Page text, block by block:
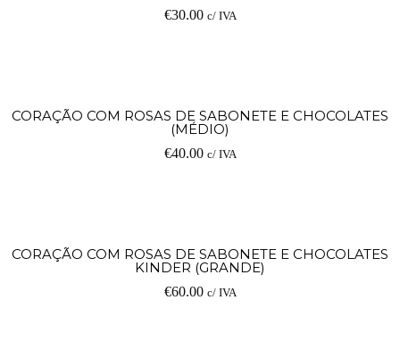
€30.00 c/ IVA
CORAÇÃO COM ROSAS DE SABONETE E CHOCOLATES
(MÉDIO)
€40.00 c/ IVA
CORAÇÃO COM ROSAS DE SABONETE E CHOCOLATES
KINDER (GRANDE)
€60.00 c/ IVA